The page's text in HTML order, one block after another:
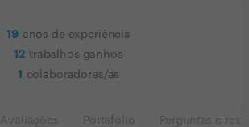
19 anos de experiência
12 trabalhos ganhos
1
colaboradores/as
Avaliações Portefólio Perguntas e